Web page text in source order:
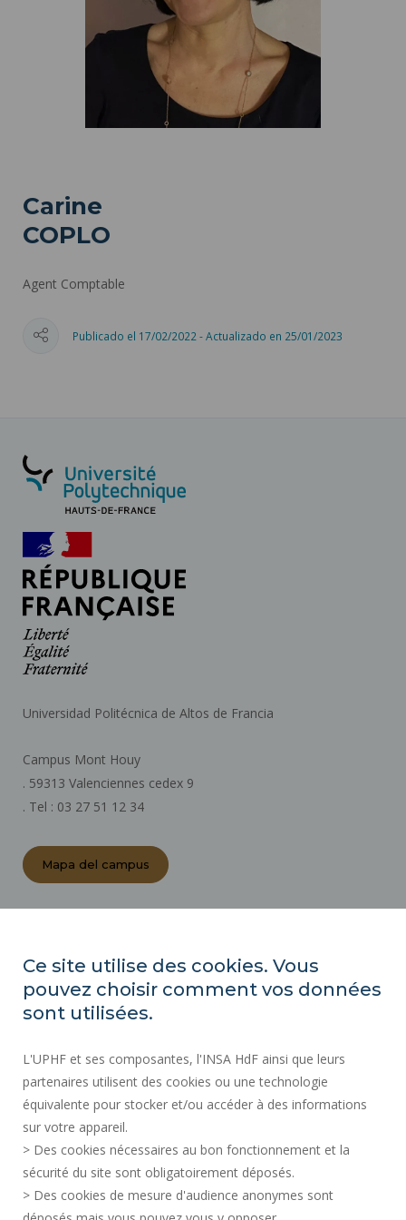
Carine
COPLO
Agent Comptable
Publicado el 17/02/2022 - Actualizado en 25/01/2023
Universidad Politécnica de Altos de Francia
Campus Mont Houy
. 59313 Valenciennes cedex 9
. Tel : 03 27 51 12 34
Mapa del campus
MAPA DEL SITIO
ACCESIBILIDAD
INFORMACIÓN LEGAL
CONTACTOS
SERVICIOS PÚBLICOS +
CRÉDITOS
Ce site utilise des cookies. Vous
pouvez choisir comment vos données
sont utilisées.
L'UPHF et ses composantes, l'INSA HdF ainsi que leurs
partenaires utilisent des cookies ou une technologie
équivalente pour stocker et/ou accéder à des informations
sur votre appareil.
> Des cookies nécessaires au bon fonctionnement et la
sécurité du site sont obligatoirement déposés.
> Des cookies de mesure d'audience anonymes sont